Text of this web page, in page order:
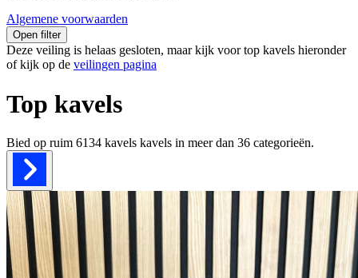
Algemene voorwaarden
Open filter
Deze veiling is helaas gesloten, maar kijk voor top kavels hieronder
of kijk op de veilingen pagina
Top kavels
Bied op ruim 6134 kavels kavels in meer dan 36 categorieën.